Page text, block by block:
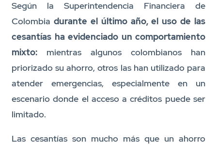
Según la Superintendencia Financiera de
Colombia durante el último año, el uso de las
cesantías ha evidenciado un comportamiento
mixto: mientras algunos colombianos han
priorizado su ahorro, otros las han utilizado para
atender emergencias, especialmente en un
escenario donde el acceso a créditos puede ser
limitado.
Las cesantías son mucho más que un ahorro